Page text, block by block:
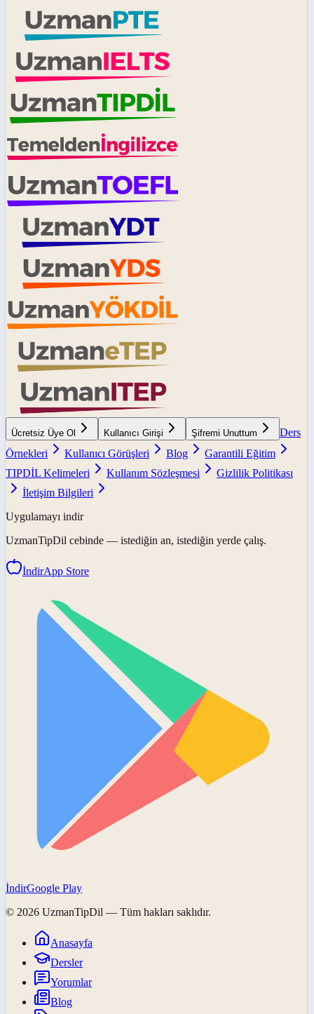
Ücretsiz Üye Ol Kullanıcı Girişi Şifremi Unuttum
Ders
Örnekleri
Kullanıcı Görüşleri Blog
Garantili Eğitim
TIPDİL Kelimeleri
Kullanım Sözleşmesi
Gizlilik Politikası
İletişim Bilgileri
Uygulamayı indir
UzmanTipDil cebinde — istediğin an, istediğin yerde çalış.
İndirApp Store
İndirGoogle Play
© 2026 UzmanTipDil — Tüm hakları saklıdır.
Anasayfa
Dersler
Yorumlar
Blog